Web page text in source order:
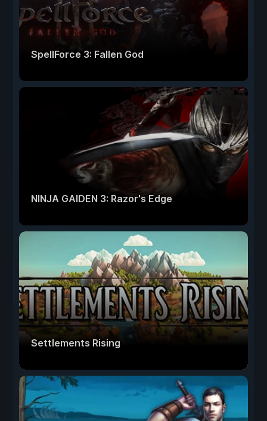
SpellForce 3: Fallen God
NINJA GAIDEN 3: Razor's Edge
Settlements Rising